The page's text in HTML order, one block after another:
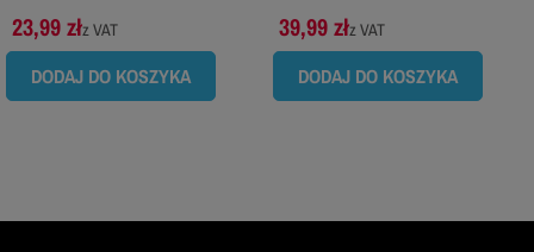
23,99 złz VAT
DODAJ DO KOSZYKA
39,99 złz VAT
DODAJ DO KOSZYKA